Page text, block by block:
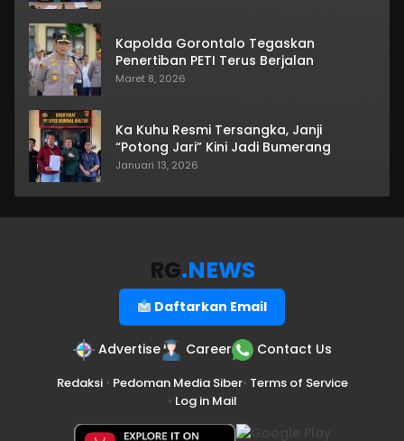
Kapolda Gorontalo Tegaskan
Penertiban PETI Terus Berjalan
Maret 8, 2026
Ka Kuhu Resmi Tersangka, Janji
“Potong Jari” Kini Jadi Bumerang
Januari 13, 2026
RG.NEWS
Daftarkan Email
Advertise Career Contact Us
Redaksi• Pedoman Media Siber• Terms of Service
• Log in Mail